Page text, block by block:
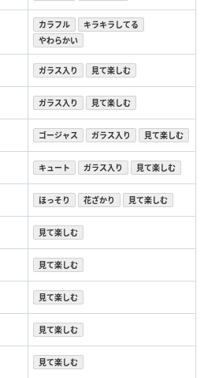
カラフル
キラキラしてる
やわらかい
ガラス入り 見て楽しむ
ガラス入り 見て楽しむ
ゴージャス ガラス入り 見て楽しむ
キュート ガラス入り 見て楽しむ
ほっそり 花ざかり 見て楽しむ
見て楽しむ
見て楽しむ
見て楽しむ
見て楽しむ
見て楽しむ